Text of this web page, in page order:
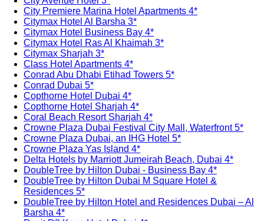
City Premiere Marina Hotel Apartments 4*
Citymax Hotel Al Barsha 3*
Citymax Hotel Business Bay 4*
Citymax Hotel Ras Al Khaimah 3*
Citymax Sharjah 3*
Class Hotel Apartments 4*
Conrad Abu Dhabi Etihad Towers 5*
Conrad Dubai 5*
Copthorne Hotel Dubai 4*
Copthorne Hotel Sharjah 4*
Coral Beach Resort Sharjah 4*
Crowne Plaza Dubai Festival City Mall, Waterfront 5*
Crowne Plaza Dubai, an IHG Hotel 5*
Crowne Plaza Yas Island 4*
Delta Hotels by Marriott Jumeirah Beach, Dubai 4*
DoubleTree by Hilton Dubai - Business Bay 4*
DoubleTree by Hilton Dubai M Square Hotel &
Residences 5*
DoubleTree by Hilton Hotel and Residences Dubai – Al
Barsha 4*